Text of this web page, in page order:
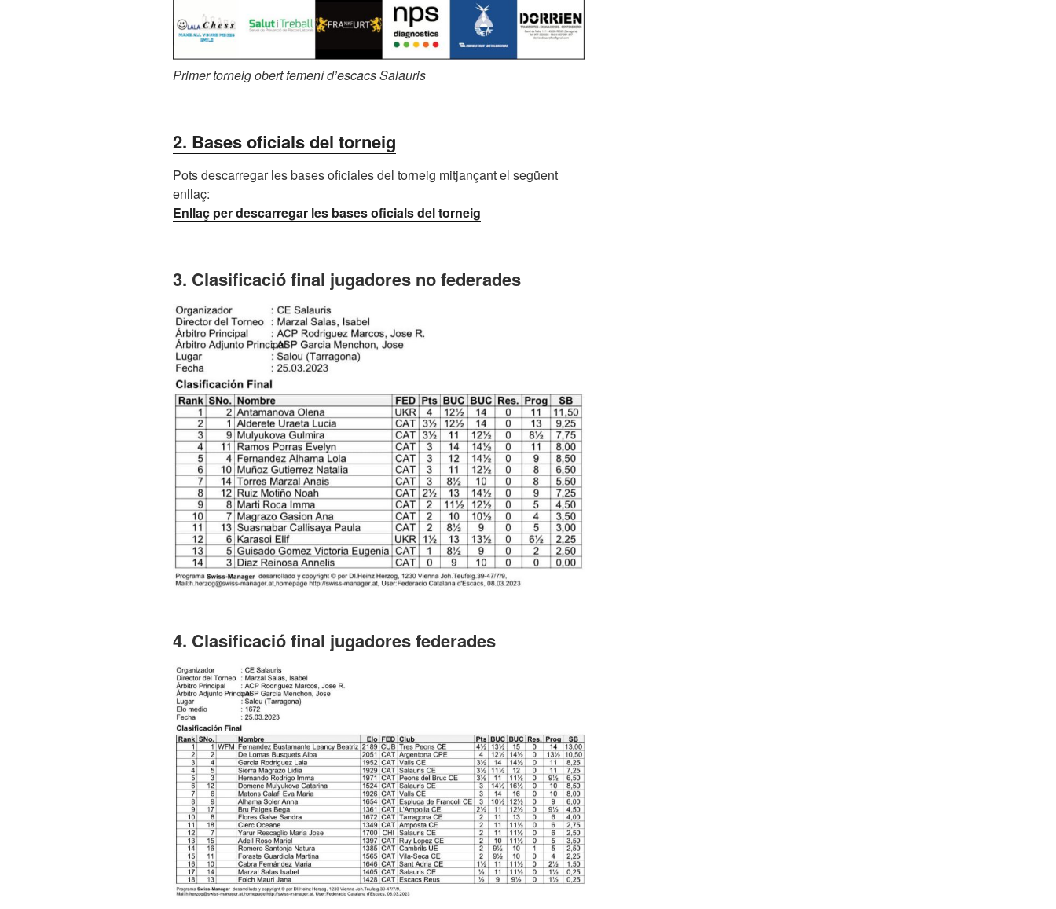
Primer torneig obert femení d’escacs Salauris
2. Bases oficials del torneig
Pots descarregar les bases oficiales del torneig mitjançant el següent
enllaç:
Enllaç per descarregar les bases oficials del torneig
3. Clasificació final jugadores no federades
4. Clasificació final jugadores federades